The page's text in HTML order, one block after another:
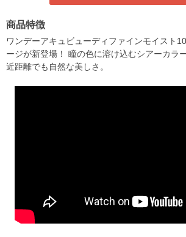
商品特徴
ワンデーアキュビューディファインモイスト
ージが新登場！ 瞳の色に溶け込むシアーカラ
近距離でも自然な美しさ。